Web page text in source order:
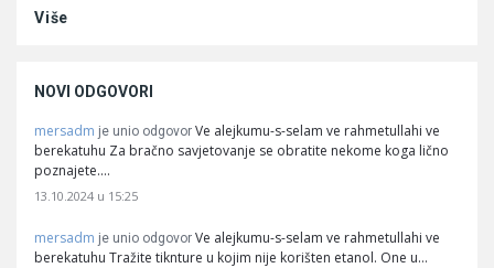
Više
NOVI ODGOVORI
mersadm je unio odgovor Ve alejkumu-s-selam ve rahmetullahi ve
berekatuhu Za bračno savjetovanje se obratite nekome koga lično
poznajete.…
13.10.2024 u 15:25
mersadm je unio odgovor Ve alejkumu-s-selam ve rahmetullahi ve
berekatuhu Tražite tiknture u kojim nije korišten etanol. One u…